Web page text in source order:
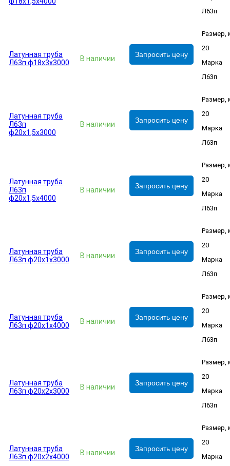
Л63п
Латунная труба
Л63п ф18х3х3000
В наличии Запросить цену
Размер,
20
Марка
Л63п
Латунная труба
Л63п
ф20х1,5х3000
В наличии Запросить цену
Размер,
20
Марка
Л63п
Латунная труба
Л63п
ф20х1,5х4000
В наличии Запросить цену
Размер,
20
Марка
Л63п
Латунная труба
Л63п ф20х1х3000
В наличии Запросить цену
Размер,
20
Марка
Л63п
Латунная труба
Л63п ф20х1х4000
В наличии Запросить цену
Размер,
20
Марка
Л63п
Латунная труба
Л63п ф20х2х3000
В наличии Запросить цену
Размер,
20
Марка
Л63п
Латунная труба
Л63п ф20х2х4000
В наличии Запросить цену
Размер,
20
Марка